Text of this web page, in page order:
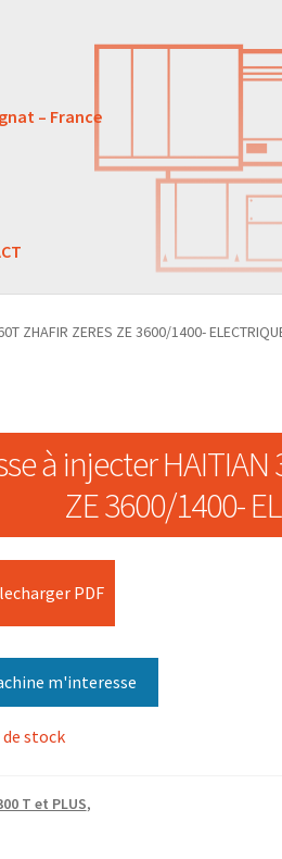
– France
ZHAFIR ZERES ZE 3600/1400-
à injecter HAITIAN
ZE 3600/1400-
PDF
m'interesse
stock
T et PLUS,